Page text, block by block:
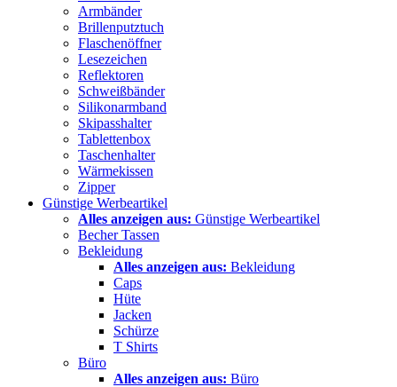
Armbänder
Brillenputztuch
Flaschenöffner
Lesezeichen
Reflektoren
Schweißbänder
Silikonarmband
Skipasshalter
Tablettenbox
Taschenhalter
Wärmekissen
Zipper
Günstige Werbeartikel
Alles anzeigen aus: Günstige Werbeartikel
Becher Tassen
Bekleidung
Alles anzeigen aus: Bekleidung
Caps
Hüte
Jacken
Schürze
T Shirts
Büro
Alles anzeigen aus: Büro